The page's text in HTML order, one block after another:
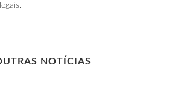
NOTÍCIAS